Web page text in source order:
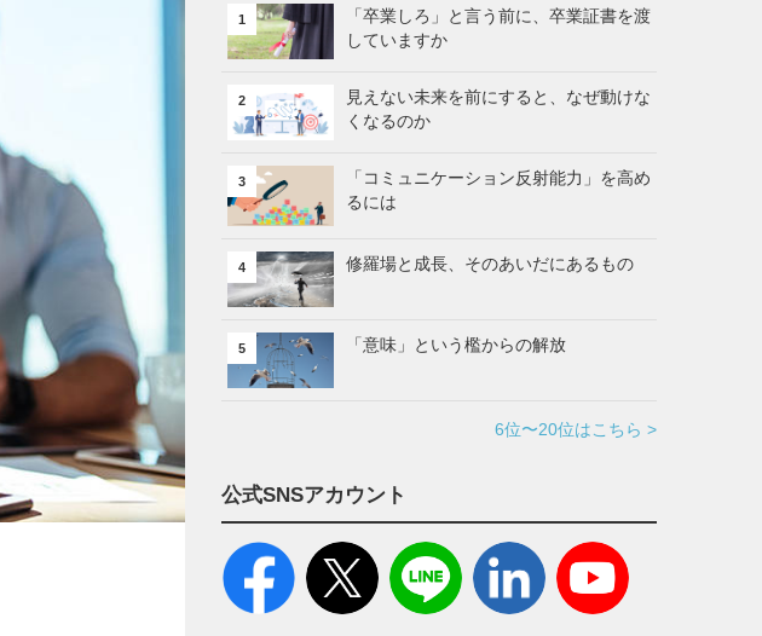
1
「卒業しろ」と言う前に、卒業証書を渡
していますか
2
見えない未来を前にすると、なぜ動けな
くなるのか
3
「コミュニケーション反射能力」を高め
るには
4 修羅場と成長、そのあいだにあるもの
5 「意味」という檻からの解放
6位〜20位はこちら >
公式SNSアカウント